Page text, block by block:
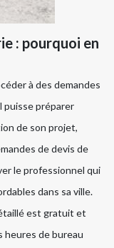
: pourquoi en
à des demandes
puisse préparer
de son projet,
de devis de
le professionnel qui
dans sa ville.
est gratuit et
heures de bureau